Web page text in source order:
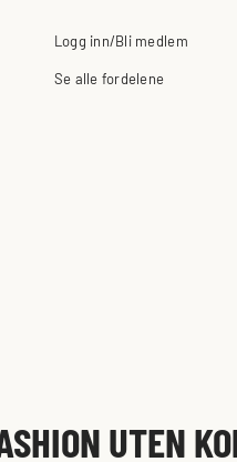
Logg inn/Bli medlem
Se alle fordelene
UTEN